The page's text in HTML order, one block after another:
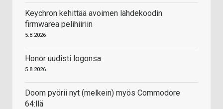
Keychron kehittää avoimen lähdekoodin
firmwarea pelihiiriin
5.8.2026
Honor uudisti logonsa
5.8.2026
Doom pyörii nyt (melkein) myös Commodore
64:llä